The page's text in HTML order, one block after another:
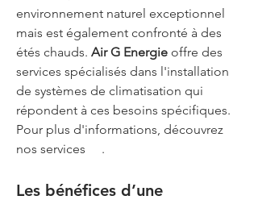
environnement naturel exceptionnel
mais est également confronté à des
étés chauds. Air G Energie offre des
services spécialisés dans l'installation
de systèmes de climatisation qui
répondent à ces besoins spécifiques.
Pour plus d'informations, découvrez
nos services
.
Les bénéfices d’une